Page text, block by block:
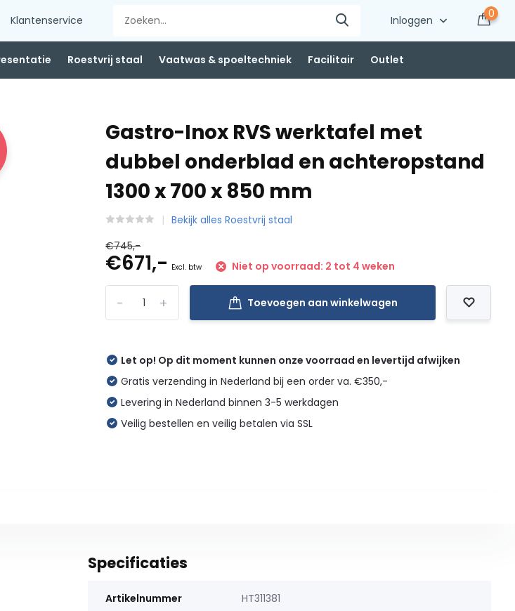
Klantenservice Inloggen
0
Roestvrij staal Vaatwas & spoeltechniek Facilitair Outlet
Gastro-Inox RVS werktafel met
dubbel onderblad en achteropstand
1300 x 700 x 850 mm
Bekijk alles Roestvrij staal
€745,-
€671,- Excl. btw Niet op voorraad: 2 tot 4 weken
+
- Toevoegen aan winkelwagen
Let op! Op dit moment kunnen onze voorraad en levertijd afwijken
Gratis verzending in Nederland bij een order va. €350,-
Levering in Nederland binnen 3-5 werkdagen
Veilig bestellen en veilig betalen via SSL
Specificaties
Artikelnummer HT311381